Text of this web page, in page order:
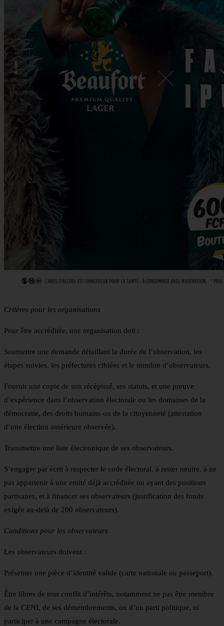
Critères pour les organisations
Pour être accréditée, une organisation doit :
Soumettre une demande détaillant la durée de l’observation, les
étapes suivies, les préfectures ciblées et le nombre d’observateurs.
Fournir une copie de son récépissé, ses statuts, et une preuve
d’expérience dans l’observation électorale ou les domaines de la
démocratie, des droits humains ou de la citoyenneté (attestation
d’une élection antérieure observée).
Transmettre une liste électronique de ses observateurs.
S’engager par écrit à respecter le code électoral, à rester neutre, à ne
pas appartenir à une entité déjà accréditée ou ayant des positions
partisanes, et à financer ses observateurs (justification des fonds
exigée au-delà de 200 observateurs).
Conditions pour les observateurs
Les observateurs doivent :
Présenter une pièce d’identité valide (carte nationale ou passeport).
Être libres de tout conflit d’intérêts, notamment ne pas être membre
de la CENI, de ses démembrements, ou d’un parti politique, ni
participer à une campagne électorale.